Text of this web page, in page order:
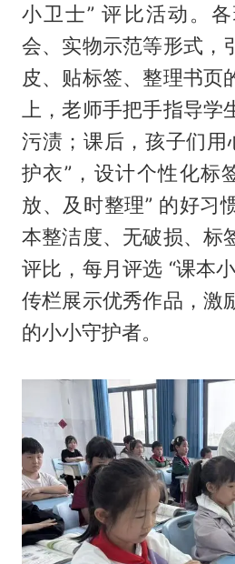
小卫士” 评比活动。
会、实物示范等形式，
皮、贴标签、整理书页
上，老师手把手指导
污渍；课后，孩子们用
护衣”，设计个性化标
放、及时整理” 的好习
本整洁度、无破损、标
评比，每月评选 “课本
传栏展示优秀作品，激
的小小守护者。